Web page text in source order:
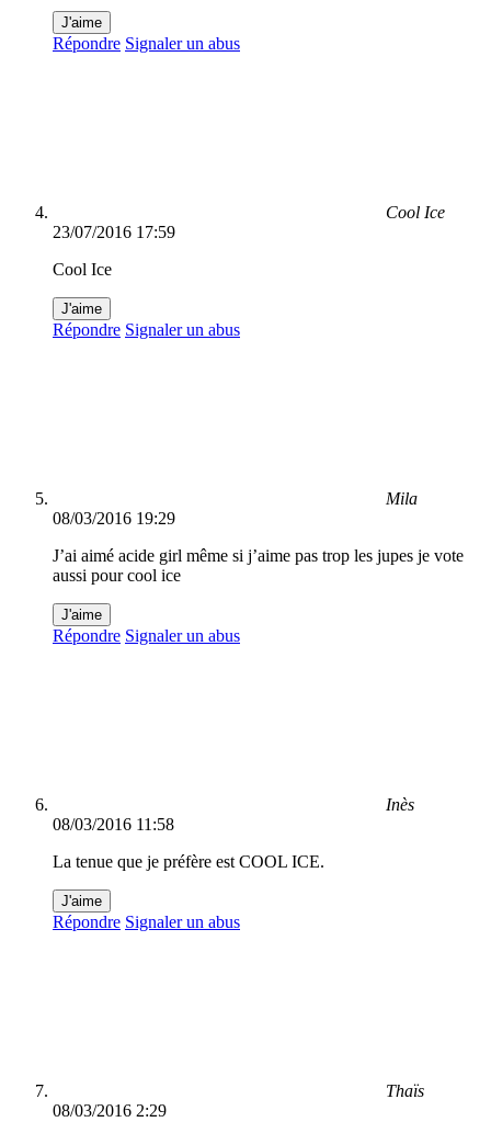
J'aime
Répondre Signaler un abus
Cool Ice
23/07/2016 17:59
Cool Ice
J'aime
Répondre Signaler un abus
Mila
08/03/2016 19:29
J’ai aimé acide girl même si j’aime pas trop les jupes je vote
aussi pour cool ice
J'aime
Répondre Signaler un abus
Inès
08/03/2016 11:58
La tenue que je préfère est COOL ICE.
J'aime
Répondre Signaler un abus
Thaïs
08/03/2016 2:29